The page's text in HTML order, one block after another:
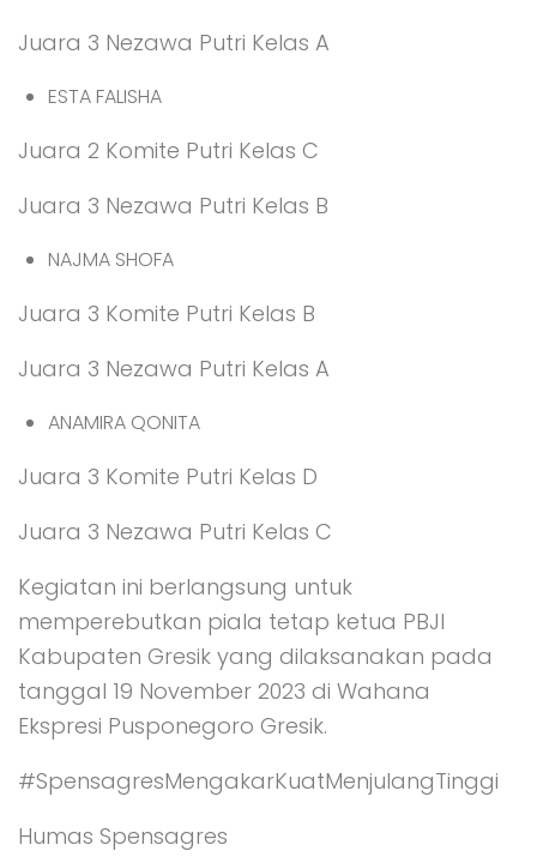
Juara 3 Nezawa Putri Kelas A
ESTA FALISHA
Juara 2 Komite Putri Kelas C
Juara 3 Nezawa Putri Kelas B
NAJMA SHOFA
Juara 3 Komite Putri Kelas B
Juara 3 Nezawa Putri Kelas A
ANAMIRA QONITA
Juara 3 Komite Putri Kelas D
Juara 3 Nezawa Putri Kelas C
Kegiatan ini berlangsung untuk
memperebutkan piala tetap ketua PBJI
Kabupaten Gresik yang dilaksanakan pada
tanggal 19 November 2023 di Wahana
Ekspresi Pusponegoro Gresik.
#SpensagresMengakarKuatMenjulangTinggi
Humas Spensagres